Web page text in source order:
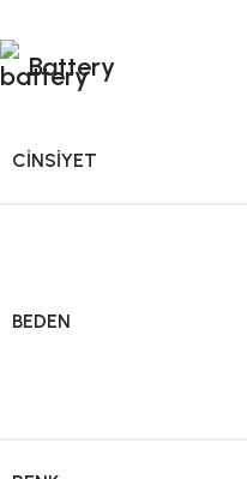
Battery
CINSIYET
BEDEN